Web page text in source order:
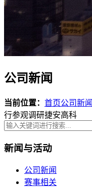
公司新闻
当前位置： 首页公司新闻
行参观调研捷安高科
新闻与活动
公司新闻
赛事相关